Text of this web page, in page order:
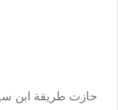
حازت طريقة ابن